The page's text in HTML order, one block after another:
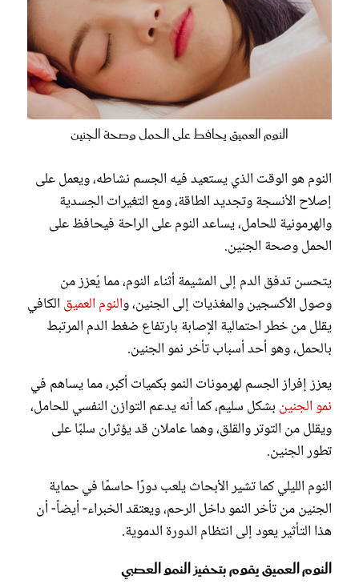
النوم العميق يحافط على الحمل وصحة الجنين
النوم هو الوقت الذي يستعيد فيه الجسم نشاطه، ويعمل على
إصلاح الأنسجة وتجديد الطاقة، ومع التغيرات الجسدية
والهرمونية للحامل، يساعد النوم على الراحة فيحافظ على
الحمل وصحة الجنين.
يتحسن تدفق الدم إلى المشيمة أثناء النوم، مما يُعزز من
وصول الأكسجين والمغذيات إلى الجنين، والنوم العميق الكافي
يقلل من خطر احتمالية الإصابة بارتفاع ضغط الدم المرتبط
بالحمل، وهو أحد أسباب تأخر نمو الجنين.
يعزز إفراز الجسم لهرمونات النمو بكميات أكبر، مما يساهم في
نمو الجنين بشكل سليم، كما أنه يدعم التوازن النفسي للحامل،
ويقلل من التوتر والقلق، وهما عاملان قد يؤثران سلبًا على
تطور الجنين.
النوم الليلي كما تشير الأبحاث يلعب دورًا حاسمًا في حماية
الجنين من تأخر النمو داخل الرحم، ويعتقد الخبراء- أيضاً- أن
هذا التأثير يعود إلى انتظام الدورة الدموية.
النوم العميق يقوم بتحفيز النمو العصبي